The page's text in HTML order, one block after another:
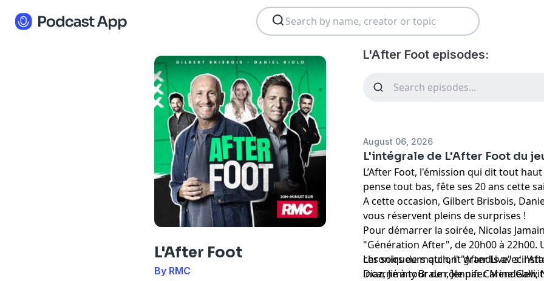
L'After Foot
By RMC
L'After Foot episodes:
August 06, 2026
L'intégrale de L'After Foot du
L’After Foot, l'émission qui dit tout
pense tout bas, fête ses 20 ans cette
A cette occasion, Gilbert Brisbois,
vous réservent pleins de surprises !
Pour démarrer la soirée, Nicolas
"Génération After", de 20h00 à 22h00.
chroniqueurs qui ont grandis avec
Diaz, Jimmy Braun, Jennifer
Les soirs de match, l' "After Live"
incarné à tour de rôle par Carine Galli,